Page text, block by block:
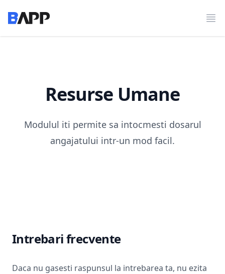
BAPP
Resurse Umane
Modulul iti permite sa intocmesti dosarul
angajatului intr-un mod facil.
Intrebari frecvente
Daca nu gasesti raspunsul la intrebarea ta, nu ezita